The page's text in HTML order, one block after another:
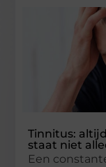
Tinnitus:
staat niet
Een